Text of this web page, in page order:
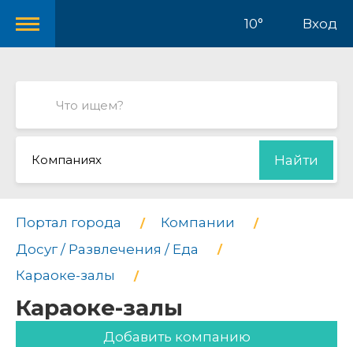
10° Вход
Компаниях Найти
Портал города
Компании
Досуг / Развлечения / Еда
Караоке-залы
Караоке-залы
Добавить компанию